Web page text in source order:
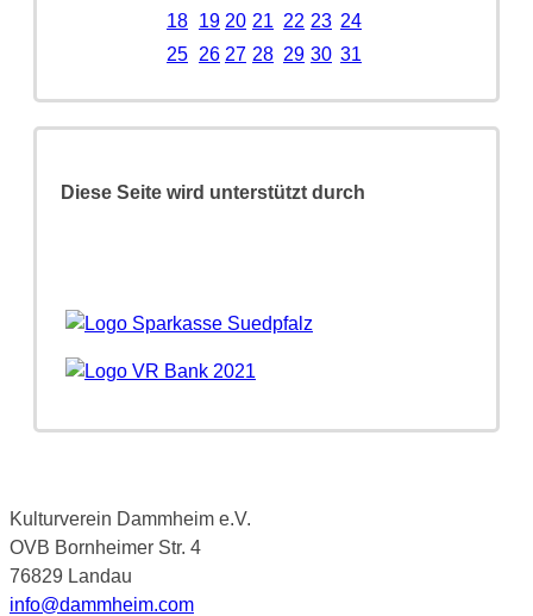
18 19 20 21 22 23 24
25 26 27 28 29 30 31
Diese Seite wird unterstützt durch
Kulturverein Dammheim e.V.
OVB Bornheimer Str. 4
76829 Landau
info@dammheim.com